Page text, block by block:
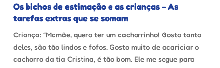
Os bichos de estimação e as crianças – As
tarefas extras que se somam
Criança: “Mamãe, quero ter um cachorrinho! Gosto tanto
deles, são tão lindos e fofos. Gosto muito de acariciar o
cachorro da tia Cristina, é tão bom. Ele me segue para